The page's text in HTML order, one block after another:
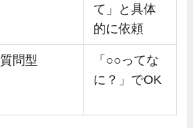
て」と具体
的に依頼
質問型
「○○ってな
に？」でOK